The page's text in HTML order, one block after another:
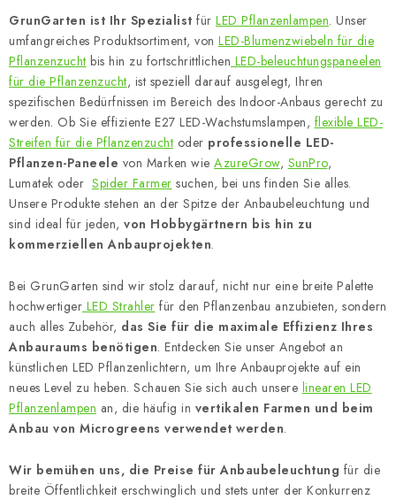
t
e
u
e
r
e
l
e
m
e
n
e
d
e
r
L
i
s
e
GrunGarten ist Ihr Spezialist für LED Pflanzenlampen. Unser
umfangreiches Produktsortiment, von LED-Blumenzwiebeln für die
Pflanzenzucht bis hin zu fortschrittlichen LED-beleuchtungspaneelen
für die Pflanzenzucht, ist speziell darauf ausgelegt, Ihren
spezifischen Bedürfnissen im Bereich des Indoor-Anbaus gerecht zu
werden. Ob Sie effiziente E27 LED-Wachstumslampen, flexible LED-
Streifen für die Pflanzenzucht oder professionelle LED-
Pflanzen-Paneele von Marken wie AzureGrow, SunPro,
Lumatek oder Spider Farmer suchen, bei uns finden Sie alles.
Unsere Produkte stehen an der Spitze der Anbaubeleuchtung und
sind ideal für jeden, von Hobbygärtnern bis hin zu
kommerziellen Anbauprojekten.
Bei GrunGarten sind wir stolz darauf, nicht nur eine breite Palette
hochwertiger LED Strahler für den Pflanzenbau anzubieten, sondern
auch alles Zubehör, das Sie für die maximale Effizienz Ihres
Anbauraums benötigen. Entdecken Sie unser Angebot an
künstlichen LED Pflanzenlichtern, um Ihre Anbauprojekte auf ein
neues Level zu heben. Schauen Sie sich auch unsere linearen LED
Pflanzenlampen an, die häufig in vertikalen Farmen und beim
Anbau von Microgreens verwendet werden.
Wir bemühen uns, die Preise für Anbaubeleuchtung für die
breite Öffentlichkeit erschwinglich und stets unter der Konkurrenz